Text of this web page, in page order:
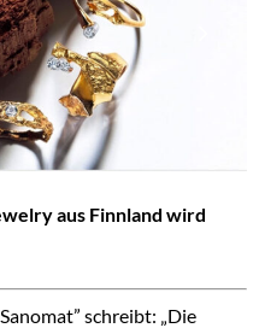
aus Finnland wird
schreibt: „Die